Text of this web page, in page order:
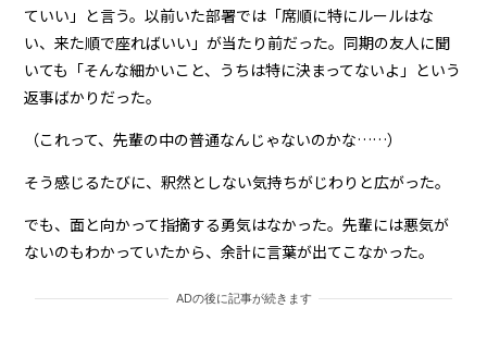
ていい」と言う。以前いた部署では「席順に特にルールはな
い、来た順で座ればいい」が当たり前だった。同期の友人に聞
いても「そんな細かいこと、うちは特に決まってないよ」という
返事ばかりだった。
（これって、先輩の中の普通なんじゃないのかな……）
そう感じるたびに、釈然としない気持ちがじわりと広がった。
でも、面と向かって指摘する勇気はなかった。先輩には悪気が
ないのもわかっていたから、余計に言葉が出てこなかった。
ADの後に記事が続きます